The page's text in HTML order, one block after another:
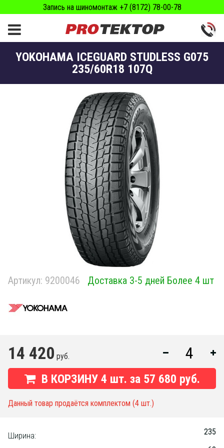
Запись на шиномонтаж +7 (8172) 78-00-78
YOKOHAMA ICEGUARD STUDLESS G075
235/60R18 107Q
Артикул: 9200046 Доставка 3-5 дней Более 4 шт
14 420 руб.
В КОРЗИНУ 4 шт. за 57 680 руб.
Данный товар продаётся комплектом (4 шт.)
Ширина:
235